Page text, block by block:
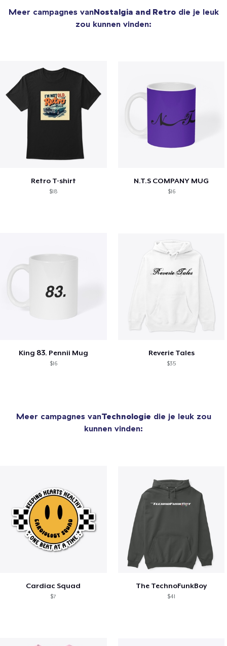
Meer campagnes vanNostalgia and Retrodie je leuk
zou kunnen vinden:
Retro T-shirt
$18
N.T.S COMPANY MUG
$16
King 83. Pennii Mug
$16
Reverie Tales
$35
Meer campagnes vanTechnologie die je leuk zou
kunnen vinden:
Cardiac Squad
$7
The TechnoFunkBoy
$41